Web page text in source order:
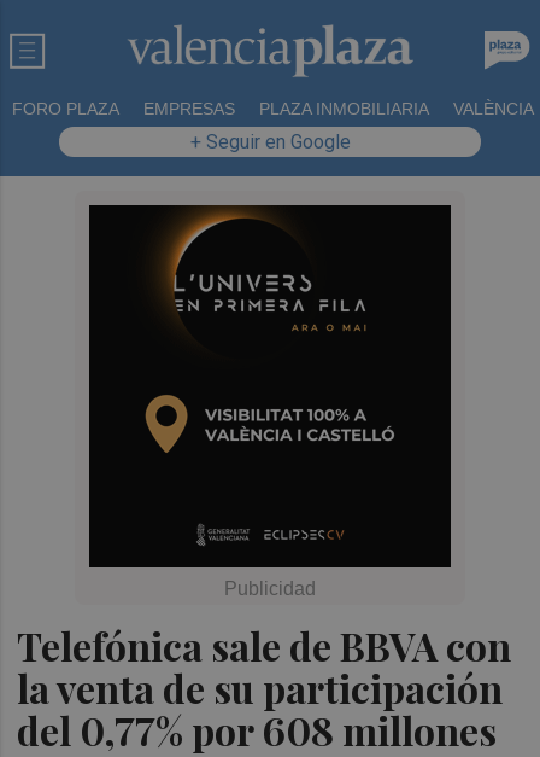
FORO PLAZA EMPRESAS PLAZA INMOBILIARIA VALÈNCIA
+ Seguir en Google
Telefónica sale de BBVA con
la venta de su participación
del 0,77% por 608 millones